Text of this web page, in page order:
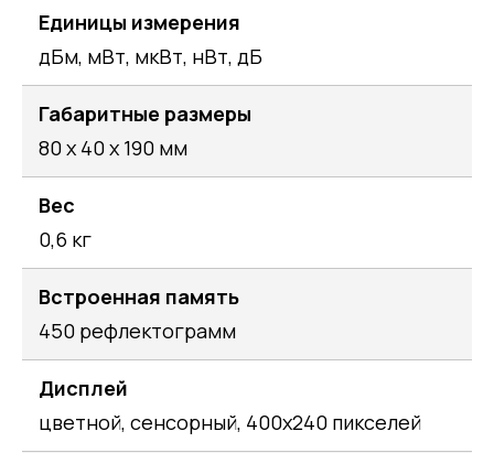
Единицы измерения
дБм, мВт, мкВт, нВт, дБ
Габаритные размеры
80 х 40 х 190 мм
Вес
0,6 кг
Встроенная память
450 рефлектограмм
Дисплей
цветной, сенсорный, 400х240 пикселей